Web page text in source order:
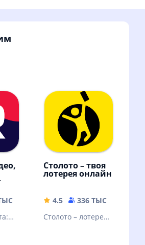
42.88 MB
Столото – твоя
лотерея онлайн
4.5 336 ТЫС
Столото – лотерея,